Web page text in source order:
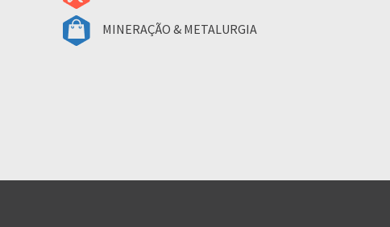
MINERAÇÃO & METALURGIA